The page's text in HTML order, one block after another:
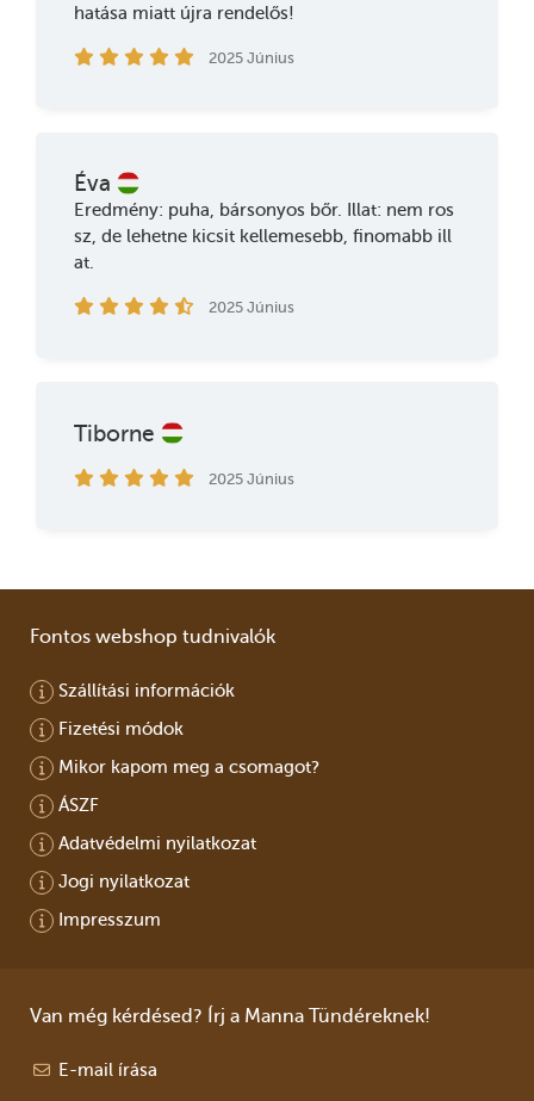
hatása miatt újra rendelős!
2025 Június
Éva
Eredmény: puha, bársonyos bőr. Illat: nem ros
sz, de lehetne kicsit kellemesebb, finomabb ill
at.
2025 Június
Tiborne
2025 Június
Fontos webshop tudnivalók
Szállítási információk
Fizetési módok
Mikor kapom meg a csomagot?
ÁSZF
Adatvédelmi nyilatkozat
Jogi nyilatkozat
Impresszum
Van még kérdésed? Írj a Manna Tündéreknek!
E-mail írása